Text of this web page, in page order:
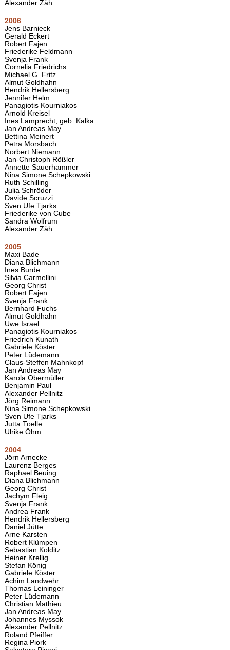
Alexander Zäh
2006
Jens Barnieck
Gerald Eckert
Robert Fajen
Friederike Feldmann
Svenja Frank
Cornelia Friedrichs
Michael G. Fritz
Almut Goldhahn
Hendrik Hellersberg
Jennifer Helm
Panagiotis Kourniakos
Arnold Kreisel
Ines Lamprecht, geb. Kalka
Jan Andreas May
Bettina Meinert
Petra Morsbach
Norbert Niemann
Jan-Christoph Rößler
Annette Sauerhammer
Nina Simone Schepkowski
Ruth Schilling
Julia Schröder
Davide Scruzzi
Sven Ufe Tjarks
Friederike von Cube
Sandra Wolfrum
Alexander Zäh
2005
Maxi Bade
Diana Blichmann
Ines Burde
Silvia Carmellini
Georg Christ
Robert Fajen
Svenja Frank
Bernhard Fuchs
Almut Goldhahn
Uwe Israel
Panagiotis Kourniakos
Friedrich Kunath
Gabriele Köster
Peter Lüdemann
Claus-Steffen Mahnkopf
Jan Andreas May
Karola Obermüller
Benjamin Paul
Alexander Pellnitz
Jörg Reimann
Nina Simone Schepkowski
Sven Ufe Tjarks
Jutta Toelle
Ulrike Öhm
2004
Jörn Arnecke
Laurenz Berges
Raphael Beuing
Diana Blichmann
Georg Christ
Jachym Fleig
Svenja Frank
Andrea Frank
Hendrik Hellersberg
Daniel Jütte
Arne Karsten
Robert Klümpen
Sebastian Kolditz
Heiner Krellig
Stefan König
Gabriele Köster
Achim Landwehr
Thomas Leininger
Peter Lüdemann
Christian Mathieu
Jan Andreas May
Johannes Myssok
Alexander Pellnitz
Roland Pfeiffer
Regina Piork